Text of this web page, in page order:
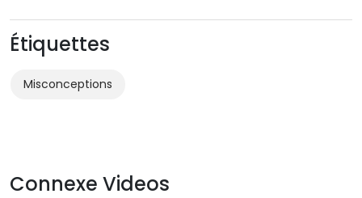
Étiquettes
Misconceptions
Connexe Videos